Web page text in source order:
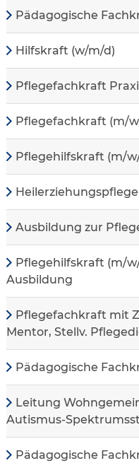
Pädagogische
Hilfskraft (w/m/d)
Pflegefachkraft
Pflegefachkraft (m/
Pflegehilfskraft (m/
Ausbildung zur
Pflegehilfskraft (m/
Ausbildung
Pflegefachkraft mit
Mentor, Stellv.
Pädagogische
Leitung
Autismus-
Pädagogische